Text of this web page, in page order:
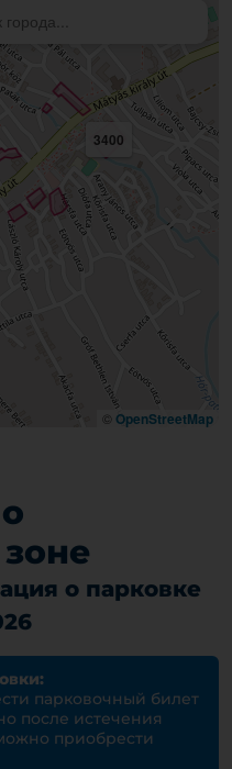
3400
© OpenStreetMap
о парковке
парковочный билет
после истечения
приобрести